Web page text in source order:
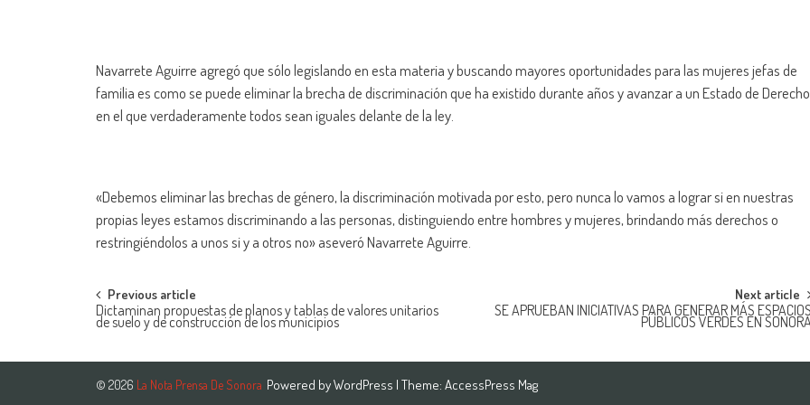
Navarrete Aguirre agregó que sólo legislando en esta materia y buscando mayores oportunidades para las mujeres jefas de
familia es como se puede eliminar la brecha de discriminación que ha existido durante años y avanzar a un Estado de Derecho
en el que verdaderamente todos sean iguales delante de la ley.
«Debemos eliminar las brechas de género, la discriminación motivada por esto, pero nunca lo vamos a lograr si en nuestras
propias leyes estamos discriminando a las personas, distinguiendo entre hombres y mujeres, brindando más derechos o
restringiéndolos a unos si y a otros no» aseveró Navarrete Aguirre.
Post
navigation
Previous article
Dictaminan propuestas de planos y tablas de valores unitarios
de suelo y de construcción de los municipios
Next article
SE APRUEBAN INICIATIVAS PARA GENERAR MÁS
PÚBLICOS VERDES EN
© 2026 La Nota Prensa De Sonora Powered byWordPress | Theme: AccessPress Mag